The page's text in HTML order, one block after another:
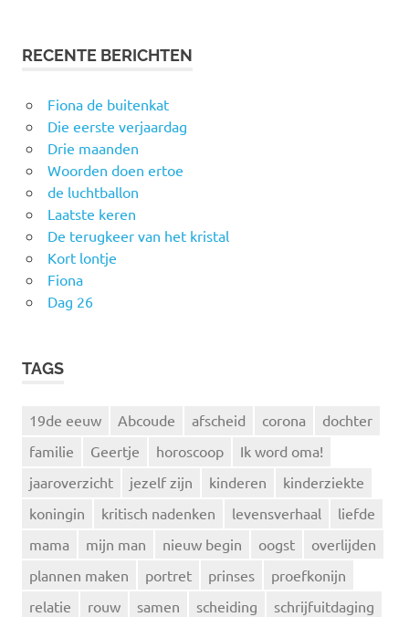
RECENTE BERICHTEN
Fiona de buitenkat
Die eerste verjaardag
Drie maanden
Woorden doen ertoe
de luchtballon
Laatste keren
De terugkeer van het kristal
Kort lontje
Fiona
Dag 26
TAGS
19de eeuw Abcoude afscheid corona
dochter
familie
Geertje horoscoop
Ik word oma!
jaaroverzicht
jezelf zijn kinderen
kinderziekte
koningin
kritisch nadenken levensverhaal
liefde
mama
mijn man nieuw begin oogst
overlijden
plannen maken
portret prinses
proefkonijn
relatie
rouw samen scheiding
schrijfuitdaging